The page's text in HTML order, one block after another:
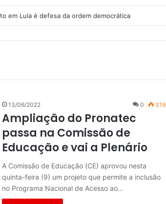
de solidariedade ao povo venezuelano
13/06/2022 0 319
Ampliação do Pronatec
passa na Comissão de
Educação e vai a Plenário
A Comissão de Educação (CE) aprovou nesta
quinta-feira (9) um projeto que permite a inclusão
no Programa Nacional de Acesso ao…